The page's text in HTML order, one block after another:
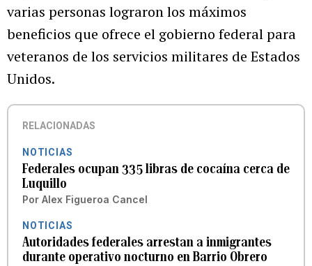
varias personas lograron los máximos
beneficios que ofrece el gobierno federal para
veteranos de los servicios militares de Estados
Unidos.
RELACIONADAS
NOTICIAS
Federales ocupan 335 libras de cocaína cerca de
Luquillo
Por Alex Figueroa Cancel
NOTICIAS
Autoridades federales arrestan a inmigrantes
durante operativo nocturno en Barrio Obrero